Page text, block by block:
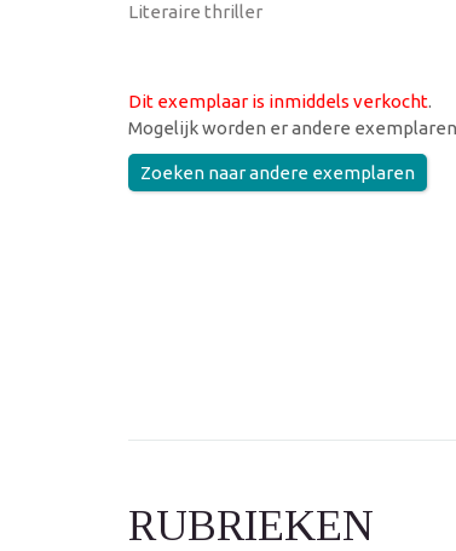
Literaire thriller
Dit exemplaar is inmiddels verkocht.
Mogelijk worden er andere
Zoeken naar andere exemplaren
RUBRIEKEN